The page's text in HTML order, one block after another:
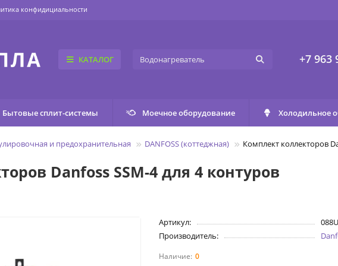
конфидициальности
КАТАЛОГ +7 963
Бытовые сплит-системы Моечное оборудование Холодильное
и предохранительная DANFOSS (коттеджная) Комплект коллекторов
Danfoss SSM-4 для 4 контуров
Артикул:
Производитель:
0